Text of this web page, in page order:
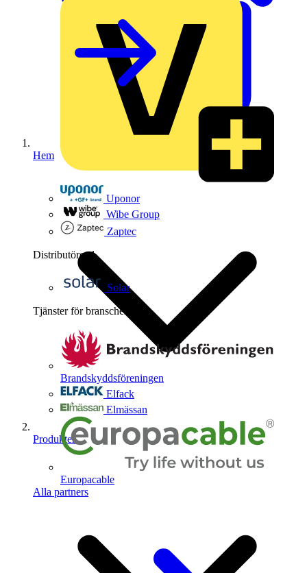
Uponor
Wibe Group
Zaptec
Distributörer 1
Solar
Tjänster för branschen
Brandskyddsföreningen
Elfack
Elmässan
Europacable
Alla partners
Hem
Produkter